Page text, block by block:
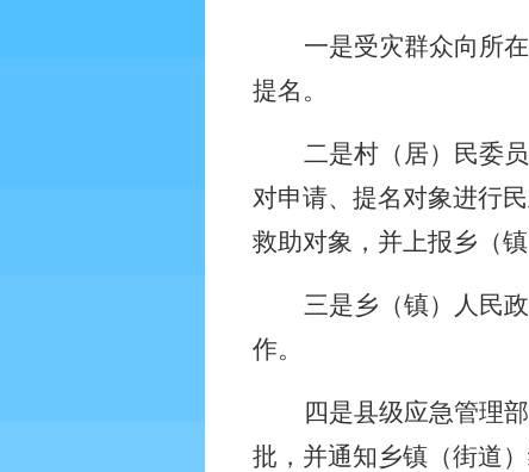
一是受灾群众向所
提名。
二是村（居）民委
对申请、提名对象进行
救助对象，并上报乡（
三是乡（镇）人民
作。
四是县级应急管理
批，并通知乡镇（街道）